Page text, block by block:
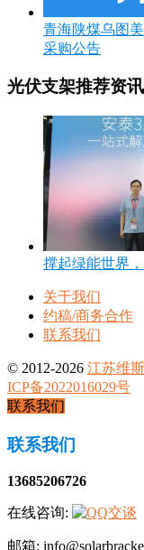
青海陕煤乌图
采购公告
光伏支架推荐资讯
撑起绿能世界
关于我们
约稿/商务合作
联系我们
© 2012-2026 江苏维
ICP备2022016029号
联系我们
联系我们
13685206726
在线咨询:
邮箱: